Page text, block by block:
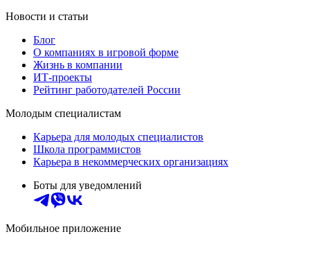
Новости и статьи
Блог
О компаниях в игровой форме
Жизнь в компании
ИТ-проекты
Рейтинг работодателей России
Молодым специалистам
Карьера для молодых специалистов
Школа программистов
Карьера в некоммерческих организациях
Боты для уведомлений
Мобильное приложение